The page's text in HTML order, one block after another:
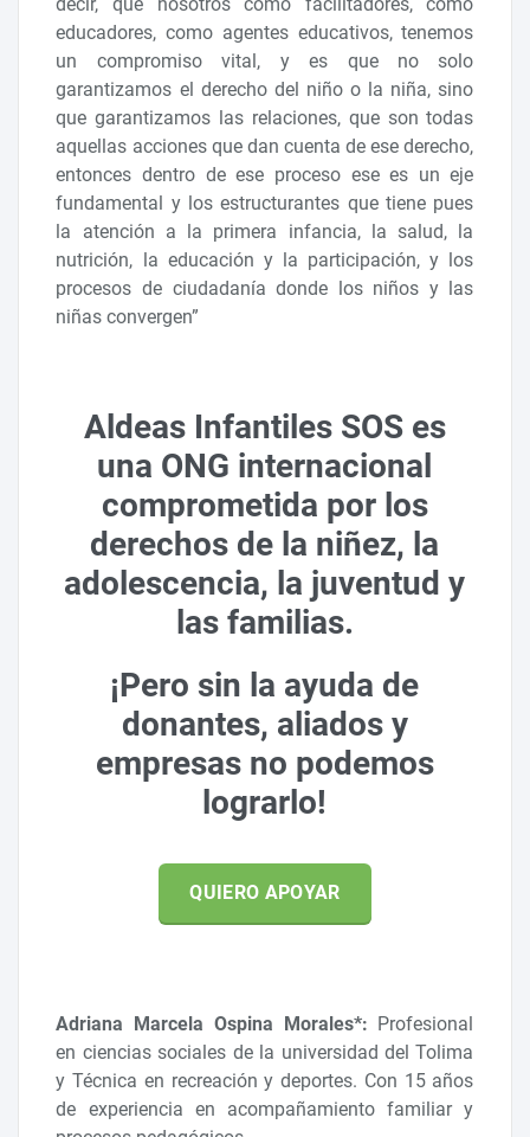
educadores, como agentes educativos, tenemos
un compromiso vital, y es que no solo
garantizamos el derecho del niño o la niña, sino
que garantizamos las relaciones, que son todas
aquellas acciones que dan cuenta de ese derecho,
entonces dentro de ese proceso ese es un eje
fundamental y los estructurantes que tiene pues
la atención a la primera infancia, la salud, la
nutrición, la educación y la participación, y los
procesos de ciudadanía donde los niños y las
niñas convergen”
Aldeas Infantiles SOS es
una ONG internacional
comprometida por los
derechos de la niñez, la
adolescencia, la juventud y
las familias.
¡Pero sin la ayuda de
donantes, aliados y
empresas no podemos
lograrlo!
QUIERO APOYAR
Adriana Marcela Ospina Morales*: Profesional
en ciencias sociales de la universidad del Tolima
y Técnica en recreación y deportes. Con 15 años
de experiencia en acompañamiento familiar y